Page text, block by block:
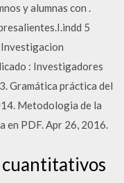
y alumnas con .
5
: Investigadores
Gramática práctica del
Metodologia de la
PDF. Apr 26, 2016.